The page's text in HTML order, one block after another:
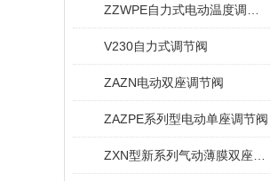
V230自力式调节阀
ZAZN电动双座调节阀
ZAZPE系列型电动单座调节阀